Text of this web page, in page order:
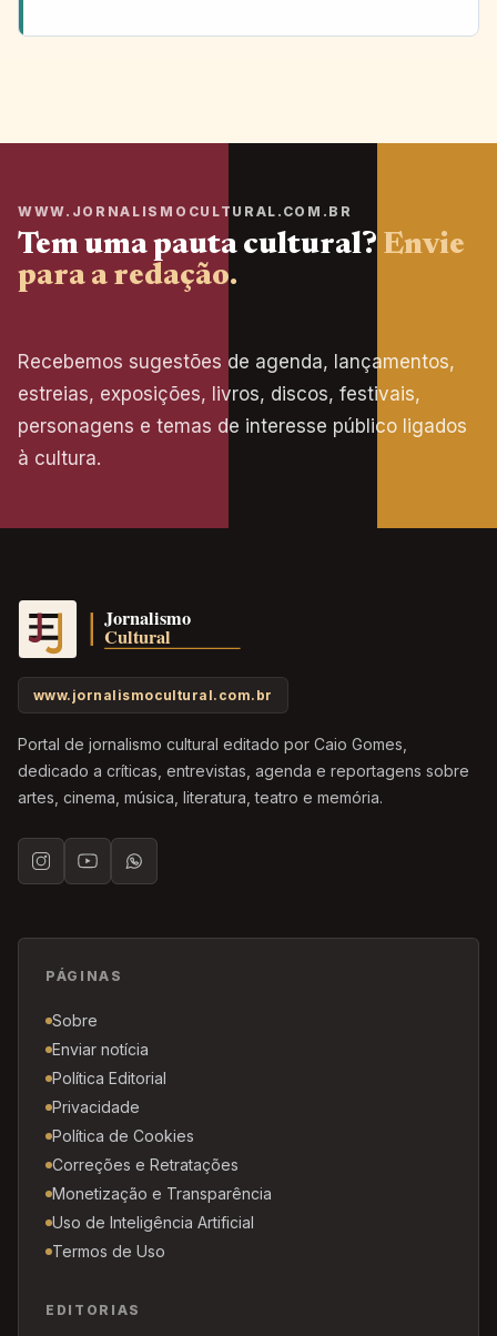
WWW.JORNALISMOCULTURAL.COM.BR
Tem uma pauta cultural? Envie
para a redação.
Recebemos sugestões de agenda, lançamentos,
estreias, exposições, livros, discos, festivais,
personagens e temas de interesse público ligados
à cultura.
www.jornalismocultural.com.br
Portal de jornalismo cultural editado por Caio Gomes,
dedicado a críticas, entrevistas, agenda e reportagens sobre
artes, cinema, música, literatura, teatro e memória.
PÁGINAS
Sobre
Enviar notícia
Política Editorial
Privacidade
Política de Cookies
Correções e Retratações
Monetização e Transparência
Uso de Inteligência Artificial
Termos de Uso
EDITORIAS